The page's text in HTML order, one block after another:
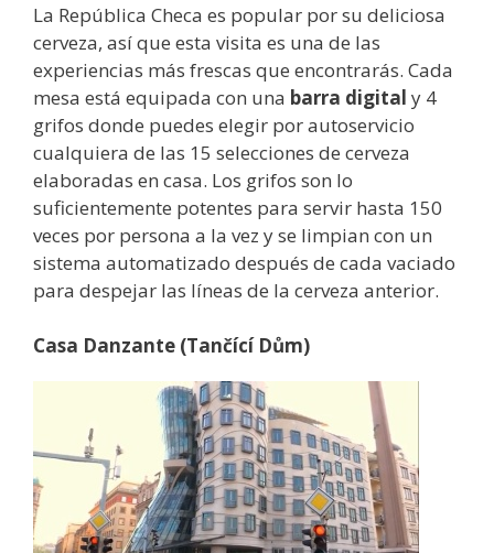
La República Checa es popular por su deliciosa
cerveza, así que esta visita es una de las
experiencias más frescas que encontrarás. Cada
mesa está equipada con una barra digital y 4
grifos donde puedes elegir por autoservicio
cualquiera de las 15 selecciones de cerveza
elaboradas en casa. Los grifos son lo
suficientemente potentes para servir hasta 150
veces por persona a la vez y se limpian con un
sistema automatizado después de cada vaciado
para despejar las líneas de la cerveza anterior.
Casa Danzante (Tančící Dům)